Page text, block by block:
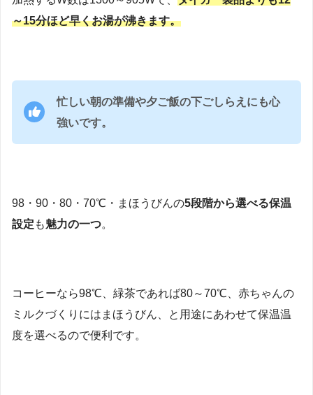
～15分ほど早くお湯が沸きます。
忙しい朝の準備や夕ご飯の下ごしらえにも心
強いです。
98・90・80・70℃・まほうびんの5段階から選べる保温
設定 も魅力の一つ。
コーヒーなら98℃、緑茶であれば80～70℃、赤ちゃんの
ミルクづくりにはまほうびん、と用途にあわせて保温温
度を選べるので便利です。